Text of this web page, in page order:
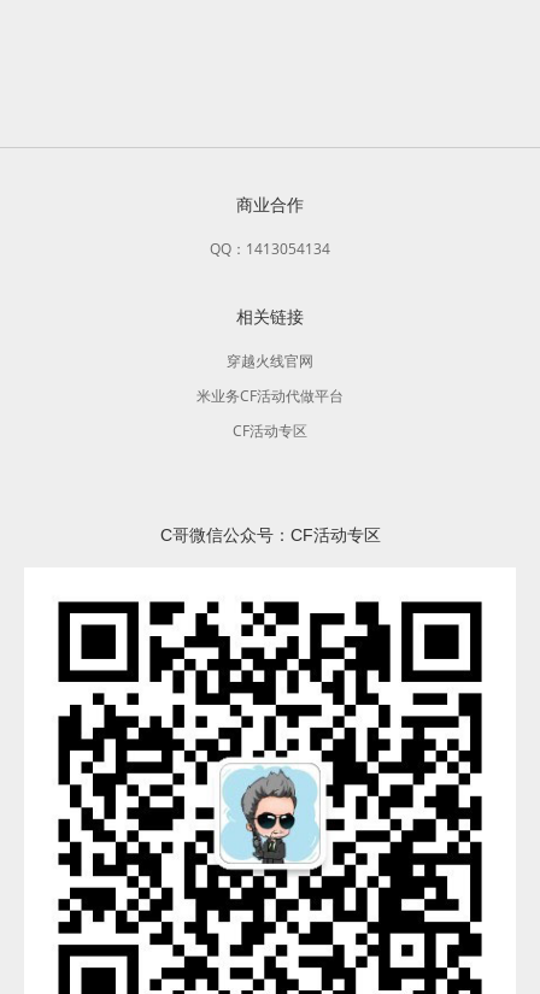
商业合作
QQ：1413054134
相关链接
穿越火线官网
米业务CF活动代做平台
CF活动专区
C哥微信公众号：CF活动专区